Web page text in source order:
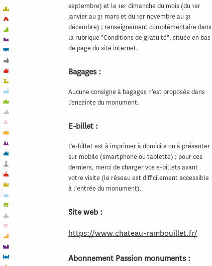
septembre) et le 1er dimanche du mois (du 1er
janvier au 31 mars et du 1er novembre au 31
décembre) ; renseignement complémentaire dans
la rubrique "Conditions de gratuité", située en bas
de page du site internet.
Bagages :
Aucune consigne à bagages n’est proposée dans
l’enceinte du monument.
E-billet :
L’e-billet est à imprimer à domicile ou à présenter
sur mobile (smartphone ou tablette) ; pour ces
derniers, merci de charger vos e-billets avant
votre visite (le réseau est difficilement accessible
à l'entrée du monument).
Site web :
https://www.chateau-rambouillet.fr/
Abonnement Passion monuments :